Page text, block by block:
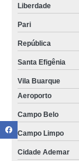
Liberdade
Pari
República
Santa Efigênia
Vila Buarque
Aeroporto
Campo Belo
Campo Limpo
Cidade Ademar